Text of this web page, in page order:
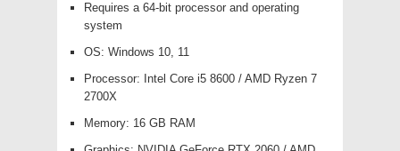
Requires a 64-bit processor and operating
system
OS: Windows 10, 11
Processor: Intel Core i5 8600 / AMD Ryzen 7
2700X
Memory: 16 GB RAM